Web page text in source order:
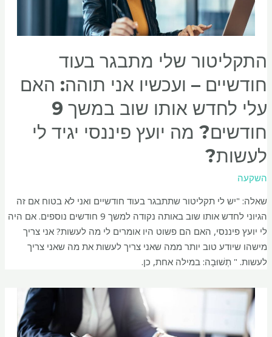
התקליטור שלי מתבגר בעוד
חודשיים – ועכשיו אני תוהה: האם
עלי לחדש אותו שוב במשך 9
חודשים? מה יועץ פיננסי יגיד לי
לעשות?
השקעה
שאלה: "יש לי תקליטור שתתבגר בעוד חודשיים ואני לא בטוח אם זה
הגיוני לחדש אותו שוב באותה נקודה למשך 9 חודשים נוספים. אם היה
לי יועץ פיננסי, האם הם פשוט היו אומרים לי מה לעשות? אני צריך
מישהו שיודע טוב יותר ממה שאני צריך לעשות את מה שאני צריך
לעשות. " תְשׁוּבָה: במילה אחת, כן.